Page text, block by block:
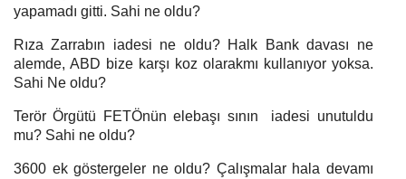
yapamadı gitti. Sahi ne oldu?
Rıza Zarrabın iadesi ne oldu? Halk Bank davası ne
alemde, ABD bize karşı koz olarakmı kullanıyor yoksa.
Sahi Ne oldu?
Terör Örgütü FETÖnün elebaşı sının iadesi unutuldu
mu? Sahi ne oldu?
3600 ek göstergeler ne oldu? Çalışmalar hala devamı